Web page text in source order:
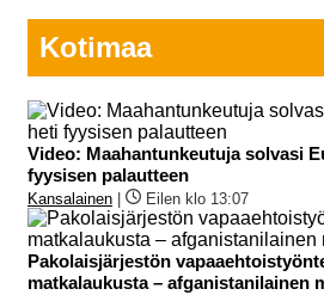
Kotimaa
Video: Maahantunkeutuja solvasi
fyysisen palautteen
Kansalainen Eilen klo 13:07
Pakolaisjärjestön
matkalaukusta – afganistanilainen